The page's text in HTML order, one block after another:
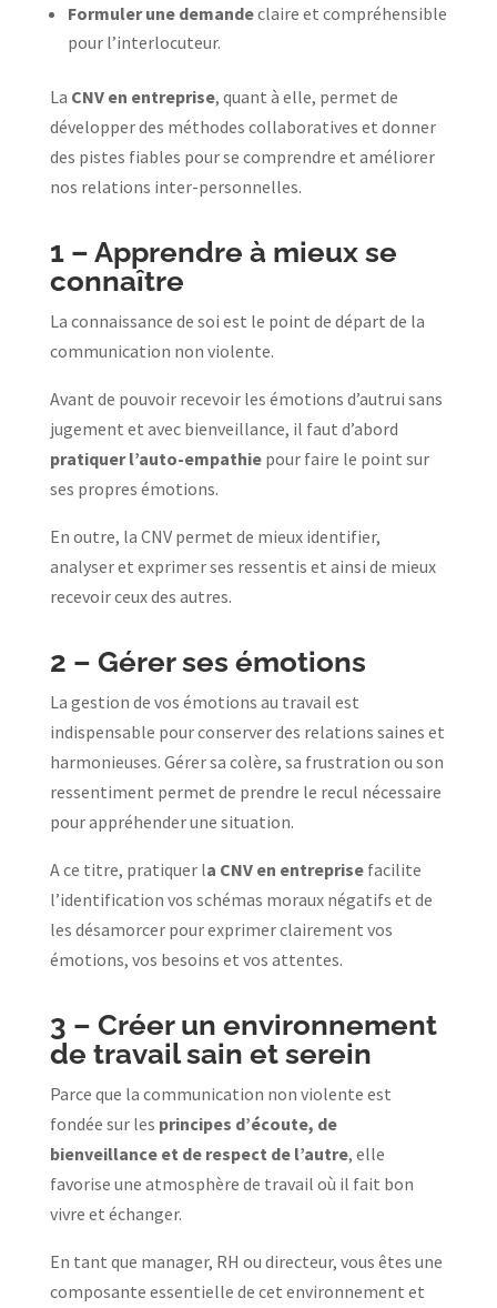
Formuler une demandeclaire et compréhensible
pour l’interlocuteur.
La CNV en entreprise, quant à elle, permet de
développer des méthodes collaboratives et donner
des pistes fiables pour se comprendre et améliorer
nos relations inter-personnelles.
1 – Apprendre à mieux se
connaître
La connaissance de soi est le point de départ de la
communication non violente.
Avant de pouvoir recevoir les émotions d’autrui sans
jugement et avec bienveillance, il faut d’abord
pratiquer l’auto-empathie pour faire le point sur
ses propres émotions.
En outre, la CNV permet de mieux identifier,
analyser et exprimer ses ressentis et ainsi de mieux
recevoir ceux des autres.
2 – Gérer ses émotions
La gestion de vos émotions au travail est
indispensable pour conserver des relations saines et
harmonieuses. Gérer sa colère, sa frustration ou son
ressentiment permet de prendre le recul nécessaire
pour appréhender une situation.
A ce titre, pratiquer la CNV en entreprisefacilite
l’identification vos schémas moraux négatifs et de
les désamorcer pour exprimer clairement vos
émotions, vos besoins et vos attentes.
3 – Créer un environnement
de travail sain et serein
Parce que la communication non violente est
fondée sur les principes d’écoute, de
bienveillance et de respect de l’autre, elle
favorise une atmosphère de travail où il fait bon
vivre et échanger.
En tant que manager, RH ou directeur, vous êtes une
composante essentielle de cet environnement et